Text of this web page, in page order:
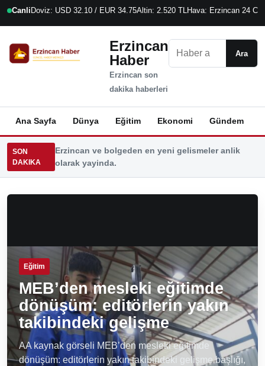
Canli Doviz: USD 32.10 / EUR 34.75Altin: 2.520 TLHava: Erzincan 24 C
Erzincan
Haber
Erzincan son
dakika haberleri
Ara
Ana Sayfa Dünya Eğitim Ekonomi Gündem
SON
DAKIKA
Erzincan ve bolgeden en yeni gelismeler anlik
olarak yayinda.
Eğitim
MEB’den mesleki eğitimde
dönüşüm: editörlerin yakın
takibindeki gelişme
AA kaynak görseli MEB’den mesleki eğitimde
dönüşüm: editörlerin yakın takibindeki gelişme başlığı,